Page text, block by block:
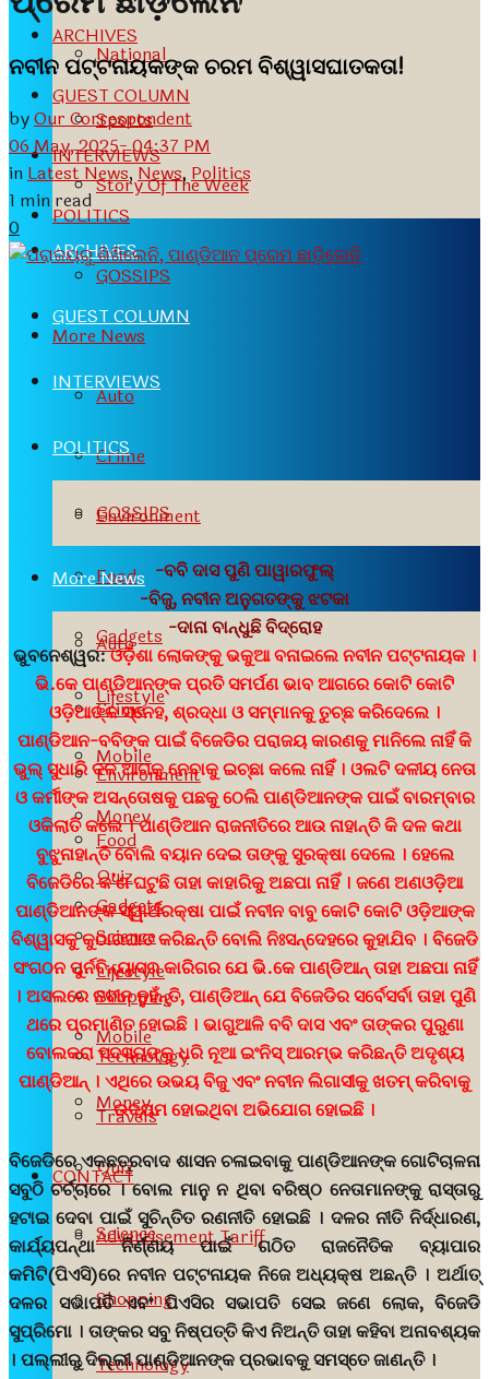
ARCHIVES
GUEST COLUMN
INTERVIEWS
POLITICS
GOSSIPS
More News
Auto
Crime
Environment
Food
Gadgets
Lifestyle
Mobile
Money
Quiz
Science
Shopping
Technology
Travels
CONTACT
Advertisement Tariff
National
Sports
Story Of The Week
ARCHIVES
GUEST COLUMN
INTERVIEWS
POLITICS
GOSSIPS
More News
Auto
Crime
Environment
Food
Gadgets
Lifestyle
Mobile
Money
Quiz
Science
Shopping
Technology
ନବୀନ ପଟ୍ଟନାୟକଙ୍କ ଚରମ ବିଶ୍ୱାସଘାତକତା!
byOur Correspondent
06 May, 2025- 04:37 PM
in Latest News,News, Politics
1 min read
0
-ବବି ଦାସ ପୁଣି ପାୱାରଫୁଲ୍
-ବିଜୁ, ନବୀନ ଅନୁଗତଙ୍କୁ ଝଟକା
-ଦାନା ବାନ୍ଧୁଛି ବିଦ୍ରୋହ
ଭୁବନେଶ୍ୱର:ଓଡ଼ିଶା ଲୋକଙ୍କୁ ଭକୁଆ ବନାଇଲେ ନବୀନ ପଟ୍ଟନାୟକ ।
ଭି.କେ ପାଣ୍ଡିଆନଙ୍କ ପ୍ରତି ସମର୍ପଣ ଭାବ ଆଗରେ କୋଟି କୋଟି
ଓଡ଼ିଆଙ୍କ ସ୍ନେହ, ଶ୍ରଦ୍ଧା ଓ ସମ୍ମାନକୁ ତୁଚ୍ଛ କରିଦେଲେ ।
ପାଣ୍ଡିଆନ-ବବିଙ୍କ ପାଇଁ ବିଜେଡିର ପରାଜୟ କାରଣକୁ ମାନିଲେ ନାହିଁ କି
ଭୁଲ୍ ସୁଧାରି ଦଳ ଆଗକୁ ନେବାକୁ ଇଚ୍ଛା କଲେ ନାହିଁ । ଓଲଟି ଦଳୀୟ ନେତା
ଓ କର୍ମୀଙ୍କ ଅସନ୍ତୋଷକୁ ପଛକୁ ଠେଲି ପାଣ୍ଡିଆନଙ୍କ ପାଇଁ ବାରମ୍ବାର
ଓକିଲାତି କଲେ । ପାଣ୍ଡିଆନ ରାଜନୀତିରେ ଆଉ ନାହାନ୍ତି କି ଦଳ କଥା
ବୁଝୁନାହାନ୍ତି ବୋଲି ବୟାନ ଦେଇ ତାଙ୍କୁ ସୁରକ୍ଷା ଦେଲେ । ହେଲେ
ବିଜେଡିରେ କ’ଣ ଘଟୁଛି ତାହା କାହାରିକୁ ଅଛପା ନାହିଁ । ଜଣେ ଅଣଓଡ଼ିଆ
ପାଣ୍ଡିଆନଙ୍କ ସ୍ୱାର୍ଥରକ୍ଷା ପାଇଁ ନବୀନ ବାବୁ କୋଟି କୋଟି ଓଡ଼ିଆଙ୍କ
ବିଶ୍ୱାସକୁ କୁଠାରଘାତ କରିଛନ୍ତି ବୋଲି ନିଃସନ୍ଦେହରେ କୁହାଯିବ । ବିଜେଡି
ସଂଗଠନ ପୁର୍ନବିନ୍ୟାସର କାରିଗର ଯେ ଭି.କେ ପାଣ୍ଡିଆନ୍ ତାହା ଅଛପା ନାହିଁ
। ଅସଲରେ ନବୀନ ନୁହଁନ୍ତି, ପାଣ୍ଡିଆନ୍ ଯେ ବିଜେଡିର ସର୍ବେସର୍ବା ତାହା ପୁଣି
ଥରେ ପ୍ରମାଣିତ ହୋଇଛି । ଭାଗୁଆଳି ବବି ଦାସ ଏବଂ ତାଙ୍କର ପୁରୁଣା
ବୋଲକରା ସଦସ୍ୟଙ୍କୁ ଧରି ନୂଆ ଇଂନିସ୍ ଆରମ୍ଭ କରିଛନ୍ତି ଅଦୃଶ୍ୟ
ପାଣ୍ଡିଆନ୍ । ଏଥିରେ ଉଭୟ ବିଜୁ ଏବଂ ନବୀନ ଲିଗାସୀକୁ ଖତମ୍ କରିବାକୁ
ଉଦ୍ୟମ ହୋଇଥିବା ଅଭିଯୋଗ ହୋଇଛି ।
ବିଜେଡିରେ ଏକଛତ୍ରବାଦ ଶାସନ ଚଳାଇବାକୁ ପାଣ୍ଡିଆନଙ୍କ ଗୋଟିଚାଳନା
ସବୁଠି ଚର୍ଚ୍ଚାରେ । ବୋଲ ମାନୁ ନ ଥିବା ବରିଷ୍ଠ ନେତାମାନଙ୍କୁ ରାସ୍ତାରୁ
ହଟାଇ ଦେବା ପାଇଁ ସୁଚିନ୍ତିତ ରଣନୀତି ହୋଇଛି । ଦଳର ନୀତି ନିର୍ଦ୍ଧାରଣ,
କାର୍ଯ୍ୟପନ୍ଥା ନିର୍ଣ୍ଣୟ ପାଇଁ ଗଠିତ ରାଜନୈତିକ ବ୍ୟାପାର
କମିଟି(ପିଏସି)ରେ ନବୀନ ପଟ୍ଟନାୟକ ନିଜେ ଅଧ୍ୟକ୍ଷ ଅଛନ୍ତି । ଅର୍ଥାତ୍
ଦଳର ସଭାପତି ଏବଂ ପିଏସିର ସଭାପତି ସେଇ ଜଣେ ଲୋକ, ବିଜେଡି
ସୁପ୍ରିମୋ । ତାଙ୍କର ସବୁ ନିଷ୍ପତ୍ତି କିଏ ନିଅନ୍ତି ତାହା କହିବା ଅନାବଶ୍ୟକ
। ପଲ୍ଲୀରୁ ଦିଲ୍ଲୀ ପାଣ୍ଡିଆନଙ୍କ ପ୍ରଭାବକୁ ସମସ୍ତେ ଜାଣନ୍ତି ।